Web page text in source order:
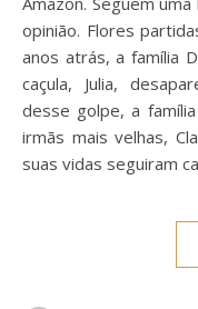
opinião. Flores
anos atrás, a família
caçula, Julia,
desse golpe, a
irmãs mais velhas,
suas vidas seguiram